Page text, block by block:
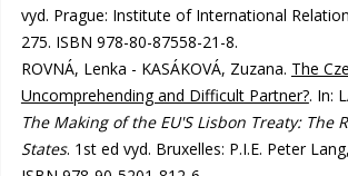
vyd. Prague: Institute of International
275. ISBN 978-80-87558-21-8.
ROVNÁ, Lenka - KASÁKOVÁ, Zuzana. The
Uncomprehending and Difficult Partner?. In:
The Making of the EU'S Lisbon Treaty: The
States. 1st ed vyd. Bruxelles: P.I.E. Peter